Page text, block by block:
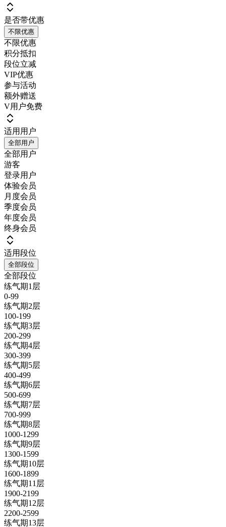
是否带优惠
不限优惠
不限优惠
积分抵扣
段位立减
VIP优惠
参与活动
额外赠送
V用户免费
适用用户
全部用户
全部用户
游客
登录用户
体验会员
月度会员
季度会员
年度会员
终身会员
适用段位
全部段位
全部段位
练气期1层
0-99
练气期2层
100-199
练气期3层
200-299
练气期4层
300-399
练气期5层
400-499
练气期6层
500-699
练气期7层
700-999
练气期8层
1000-1299
练气期9层
1300-1599
练气期10层
1600-1899
练气期11层
1900-2199
练气期12层
2200-2599
练气期13层